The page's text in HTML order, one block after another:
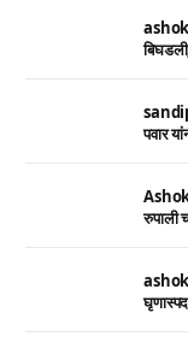
ashok
पवार
रुपाली
ashok